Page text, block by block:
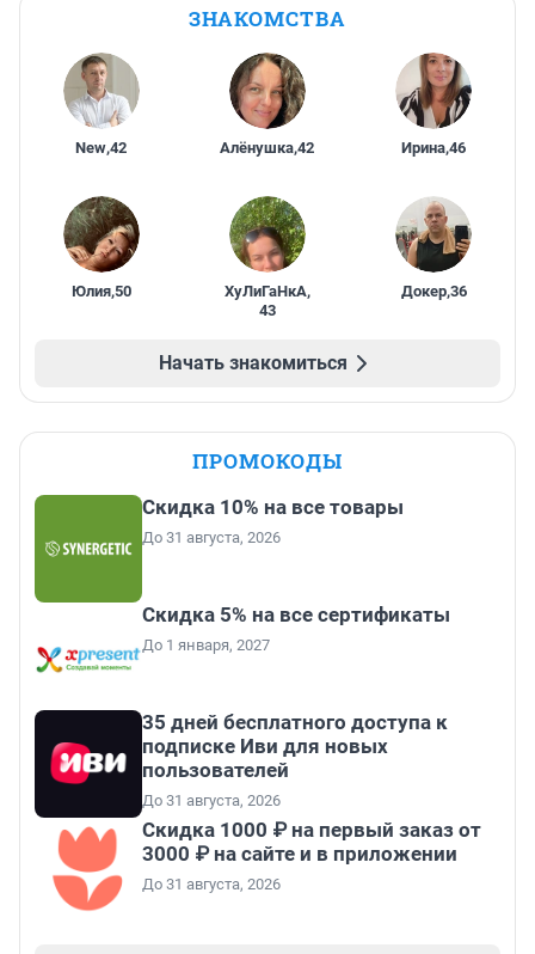
ЗНАКОМСТВА
New,42 Алёнушка,42 Ирина,46
Юлия,50 ХуЛиГаНкА,
43
Докер,36
Начать знакомиться
ПРОМОКОДЫ
Скидка 10% на все товары
До 31 августа, 2026
Скидка 5% на все сертификаты
До 1 января, 2027
35 дней бесплатного доступа к
подписке Иви для новых
пользователей
До 31 августа, 2026
Скидка 1000 ₽ на первый заказ от
3000 ₽ на сайте и в приложении
До 31 августа, 2026